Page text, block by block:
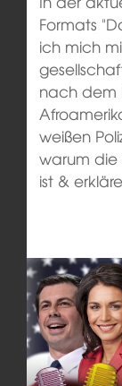
Formats
ich mich
nach dem
weißen
warum die
ist &